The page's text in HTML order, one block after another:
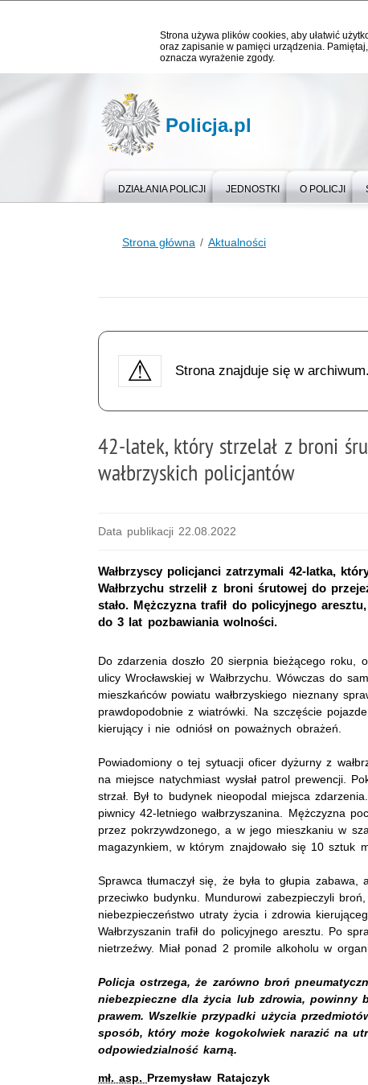
Strona używa plików cookies, aby ułatwić
oraz zapisanie w pamięci urządzenia.
oznacza wyrażenie zgody.
Policja.pl
DZIAŁANIA POLICJI JEDNOSTKI O POLICJI
Strona główna Aktualności
Strona znajduje się w archiwum.
42-latek, który strzelał z broni
wałbrzyskich policjantów
Data publikacji 22.08.2022
Wałbrzyscy policjanci zatrzymali 42-latka,
Wałbrzychu strzelił z broni śrutowej do
stało. Mężczyzna trafił do policyjnego
do 3 lat pozbawiania wolności.
Do zdarzenia doszło 20 sierpnia bieżącego roku,
ulicy Wrocławskiej w Wałbrzychu. Wówczas do
mieszkańców powiatu wałbrzyskiego nieznany
prawdopodobnie z wiatrówki. Na szczęście
kierujący i nie odniósł on poważnych obrażeń.
Powiadomiony o tej sytuacji oficer dyżurny z
na miejsce natychmiast wysłał patrol prewencji.
strzał. Był to budynek nieopodal miejsca
piwnicy 42-letniego wałbrzyszanina. Mężczyzna
przez pokrzywdzonego, a w jego mieszkaniu w
magazynkiem, w którym znajdowało się 10 sztuk
Sprawca tłumaczył się, że była to głupia
przeciwko budynku. Mundurowi zabezpieczyli
niebezpieczeństwo utraty życia i zdrowia
Wałbrzyszanin trafił do policyjnego aresztu. Po
nietrzeźwy. Miał ponad 2 promile alkoholu w
Policja ostrzega, że zarówno broń
niebezpieczne dla życia lub zdrowia, powinny
prawem. Wszelkie przypadki użycia
sposób, który może kogokolwiek narazić na
odpowiedzialność karną.
mł. asp. Przemysław Ratajczyk